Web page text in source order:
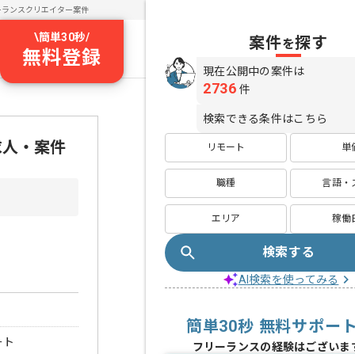
ランスクリエイター案件
\簡単30秒/
無料登録
・案件
案件を探す
現在公開中の案件は
2736 件
検索できる条件はこちら
リモート 単
職種 言語・
エリア 稼働
検索する
AI検索を使ってみる
簡単30秒 無料サポー
フリーランスの経験はございま